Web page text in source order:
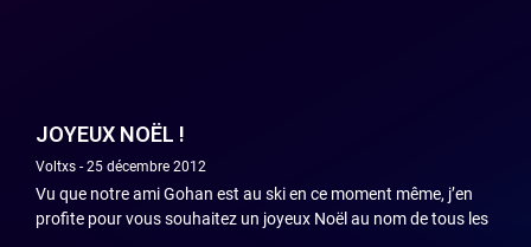
JOYEUX NOËL !
Voltxs 25 décembre 2012
Vu que notre ami Gohan est au ski en ce moment même, j’en
profite pour vous souhaitez un joyeux Noël au nom de tous les